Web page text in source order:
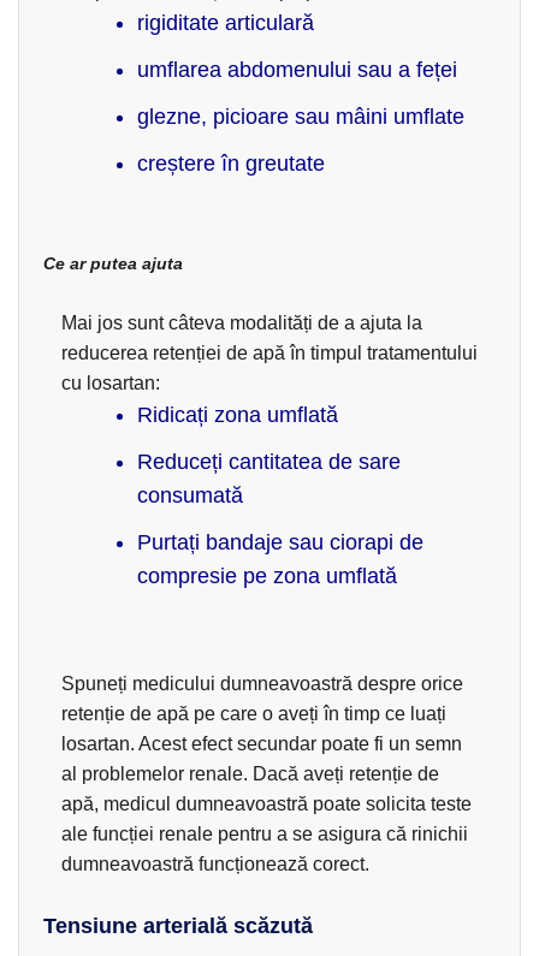
rigiditate articulară
umflarea abdomenului sau a feței
glezne, picioare sau mâini umflate
creștere în greutate
Ce ar putea ajuta
Mai jos sunt câteva modalități de a ajuta la
reducerea retenției de apă în timpul tratamentului
cu losartan:
Ridicați zona umflată
Reduceți cantitatea de sare
consumată
Purtați bandaje sau ciorapi de
compresie pe zona umflată
Spuneți medicului dumneavoastră despre orice
retenție de apă pe care o aveți în timp ce luați
losartan. Acest efect secundar poate fi un semn
al problemelor renale. Dacă aveți retenție de
apă, medicul dumneavoastră poate solicita teste
ale funcției renale pentru a se asigura că rinichii
dumneavoastră funcționează corect.
Tensiune arterială scăzută